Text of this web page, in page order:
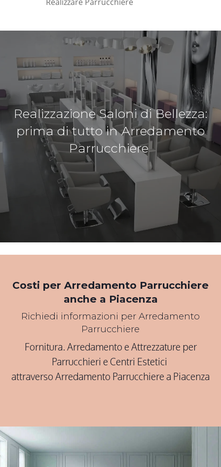
Realizzazione Saloni di Bellezza:
prima di tutto in Arredamento
Parrucchiere
Costi per Arredamento Parrucchiere
anche a Piacenza
Richiedi informazioni per Arredamento
Parrucchiere
Fornitura. Arredamento e Attrezzature per
Parrucchieri e Centri Estetici
attraverso Arredamento Parrucchiere a Piacenza